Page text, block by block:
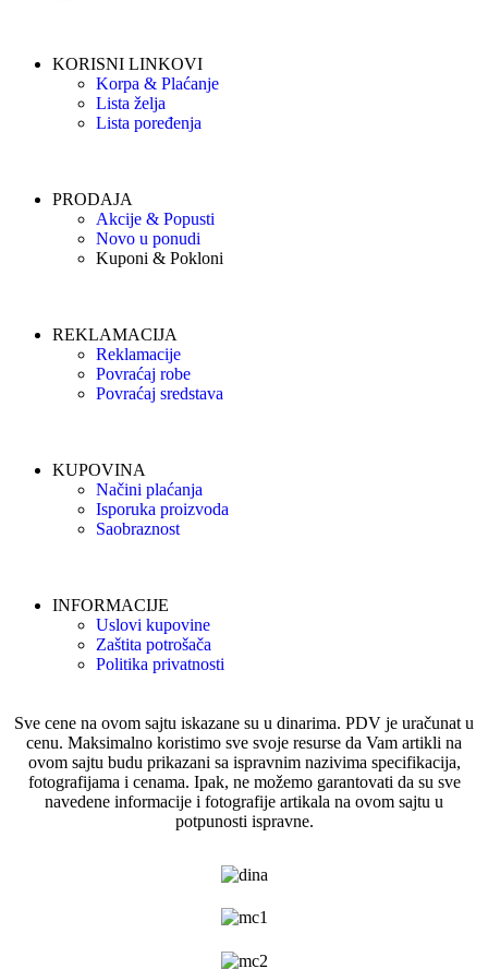
KORISNI LINKOVI
Korpa & Plaćanje
Lista želja
Lista poređenja
PRODAJA
Akcije & Popusti
Novo u ponudi
Kuponi & Pokloni
REKLAMACIJA
Reklamacije
Povraćaj robe
Povraćaj sredstava
KUPOVINA
Načini plaćanja
Isporuka proizvoda
Saobraznost
INFORMACIJE
Uslovi kupovine
Zaštita potrošača
Politika privatnosti
Sve cene na ovom sajtu iskazane su u dinarima. PDV je uračunat u
cenu. Maksimalno koristimo sve svoje resurse da Vam artikli na
ovom sajtu budu prikazani sa ispravnim nazivima specifikacija,
fotografijama i cenama. Ipak, ne možemo garantovati da su sve
navedene informacije i fotografije artikala na ovom sajtu u
potpunosti ispravne.